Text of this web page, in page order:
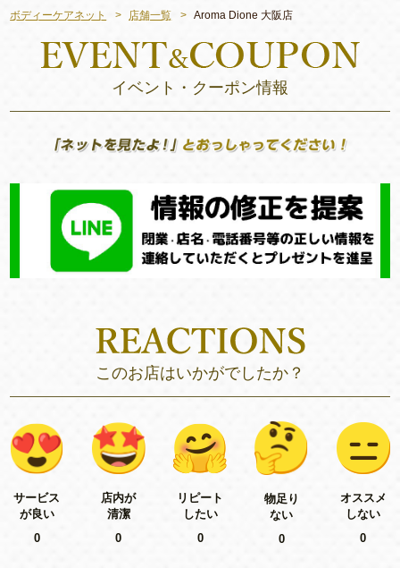
ボディーケアネット 店舗一覧 Aroma Dione 大阪店
イベント・クーポン情報
このお店はいかがでしたか？
サービス
が良い
0
店内が
清潔
0
リピート
したい
0
物足り
ない
0
オススメ
しない
0